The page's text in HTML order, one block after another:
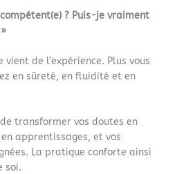
? Puis-je vraiment
de l’expérience. Plus vous
en sûreté, en fluidité et en
transformer vos doutes en
apprentissages, et vos
La pratique conforte ainsi
soi.